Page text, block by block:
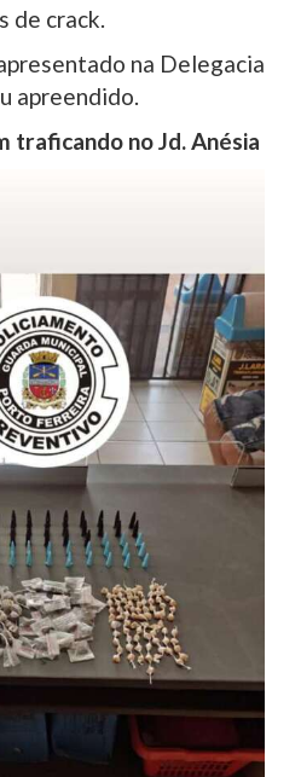
de crack.
na Delegacia
apreendido.
traficando no Jd. Anésia